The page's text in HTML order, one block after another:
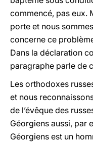
commencé, pas eux.
porte et nous
concerne ce
Dans la déclaration
paragraphe parle de
Les orthodoxes
et nous
de l’évêque des
Géorgiens aussi, par
Géorgiens est un